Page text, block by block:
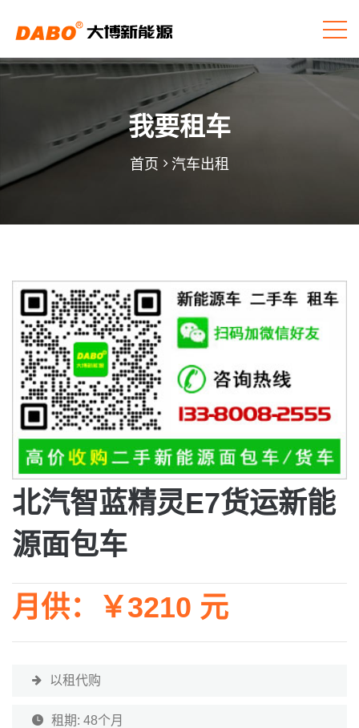
我要租车
首页 汽车出租
北汽智蓝精灵E7货运新能
源面包车
月供：￥3210 元
以租代购
租期: 48个月